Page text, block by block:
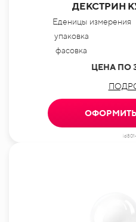
ДЕКСТРИН
Еденицы измерения
упаковка
фасовка
ЦЕНА ПО
ОФОРМИТЬ